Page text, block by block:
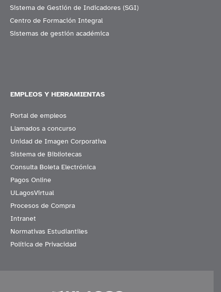
Sistema de Gestión de Indicadores (SGI)
Centro de Formación Integral
Sistemas de gestión académica
EMPLEOS Y HERRAMIENTAS
Portal de empleos
Llamados a concurso
Unidad de Imagen Corporativa
Sistema de Bibliotecas
Consulta Boleta Electrónica
Pagos Online
ULagosVirtual
Procesos de Compra
Intranet
Normativas Estudiantiles
Política de Privacidad